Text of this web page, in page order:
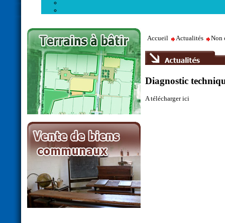
Accueil Actualités Non
Diagnostic
A télécharger ici